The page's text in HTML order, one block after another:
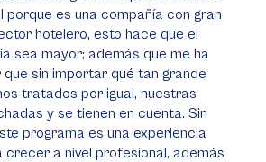
porque es una compañía con gran
hotelero, esto hace que el
sea mayor; además que me ha
sin importar qué tan grande
tratados por igual, nuestras
y se tienen en cuenta. Sin
programa es una experiencia
crecer a nivel profesional, además